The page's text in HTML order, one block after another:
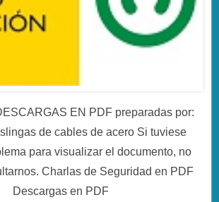
EN PDF preparadas por:
de cables de acero Si tuviese
para visualizar el documento, no
Charlas de Seguridad en PDF
Descargas en PDF